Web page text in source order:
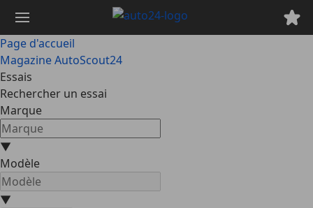
contenu
principal
Page d'accueil
Magazine AutoScout24
Essais
Rechercher un essai
Marque
▼
Modèle
▼